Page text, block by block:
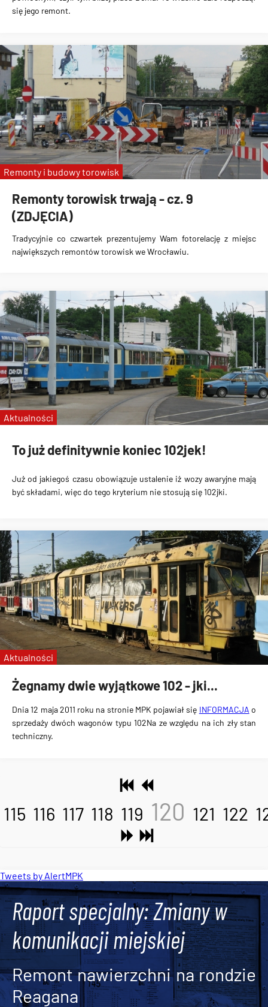
się jego remont.
Remonty torowisk trwają - cz. 9
(ZDJĘCIA)
Tradycyjnie co czwartek prezentujemy Wam fotorelację z miejsc
największych remontów torowisk we Wrocławiu.
Remonty i budowy torowisk
To już definitywnie koniec 102jek!
Już od jakiegoś czasu obowiązuje ustalenie iż wozy awaryjne mają
być składami, więc do tego kryterium nie stosują się 102jki.
Aktualności
Żegnamy dwie wyjątkowe 102 - jki...
Dnia 12 maja 2011 roku na stronie MPK pojawiał się INFORMACJA o
sprzedaży dwóch wagonów typu 102Na ze względu na ich zły stan
techniczny.
Aktualności
115 116 117 118 119 120 121 122
Tweets by AlertMPK
Raport specjalny: Zmiany w
komunikacji miejskiej
Remont nawierzchni na rondzie
Reagana